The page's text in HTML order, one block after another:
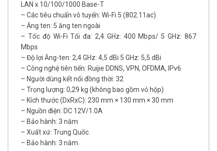
LAN x 10/100/1000 Base-T
– Các tiêu chuẩn vô tuyến: Wi-Fi 5 (802.11ac)
– Ăng ten: 5 ăng ten ngoài
– Tốc độ Wi-Fi Tối đa: 2,4 GHz: 400 Mbps/ 5 GHz: 867
Mbps
– Độ lợi Ăng-ten: 2,4 GHz: 4,5 dBi 5 GHz: 5,5 dBi
– Công nghệ tiên tiến: Ruijie DDNS, VPN, OFDMA, IPv6
– Người dùng kết nối đồng thời: 32
– Trọng lượng: 0,29 kg (không bao gồm vỏ hộp)
– Kích thước (DxRxC): 230 mm × 130 mm × 30 mm
– Nguồn điện: DC 12V/1.0A
– Bảo hành: 3 năm
– Xuất xứ: Trung Quốc.
– Bảo hành: 3 năm.